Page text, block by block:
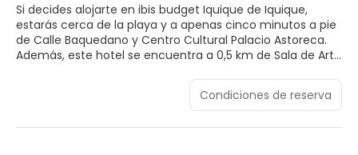
Si decides alojarte en ibis budget Iquique de Iquique,
estarás cerca de la playa y a apenas cinco minutos a pie
de Calle Baquedano y Centro Cultural Palacio Astoreca.
Además, este hotel se encuentra a 0,5 km de Sala de Arte
Aprovecha los prácticos servicios que se te ofrecen,
como conexión a Internet wifi gratis, servicios de
conserjería o una máquina expendedora.
Condiciones de reserva